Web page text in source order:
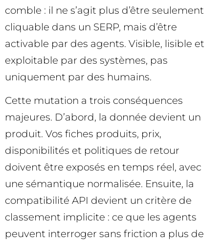
comble : il ne s’agit plus d’être seulement
cliquable dans un SERP, mais d’être
activable par des agents. Visible, lisible et
exploitable par des systèmes, pas
uniquement par des humains.
Cette mutation a trois conséquences
majeures. D’abord, la donnée devient un
produit. Vos fiches produits, prix,
disponibilités et politiques de retour
doivent être exposés en temps réel, avec
une sémantique normalisée. Ensuite, la
compatibilité API devient un critère de
classement implicite : ce que les agents
peuvent interroger sans friction a plus de